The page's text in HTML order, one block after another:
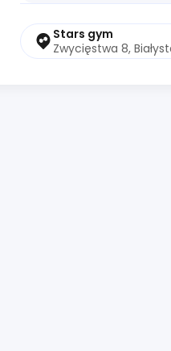
Stars gym
Zwycięstwa 8,